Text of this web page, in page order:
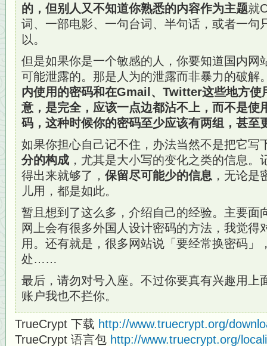
的，但别人又不知道你熟悉的内容作为主题就
词、一部电影、一句台词、半句话，或者一句
以。
但是如果你是一个敏感的人，你要知道国内网
可能泄露的。那是人为的泄露而非暴力的破解
内使用的密码和在Gmail、Twitter这些地方使
意，是完全，应该一点边都沾不上，而不是使
码，这种时候你的密码至少应该有两组，甚至
如果你担心自己记不住，办法当然不是把它写
分的构成 ，尤其是大小写的变化之类的信息
得出来就够了， 保留尽可能少的信息 ，无论是
儿用，都是如此。
暂且想到了这么多，介绍自己的经验。主要面
网上会有很多外国人设计密码的方法，我觉得
用。还有就是，很多网站说「要经常换密码」
处……
最后，请勿对号入座。不过你要真有兴趣用上
账户我也不拦你。
TrueCrypt 下载 http://www.truecrypt.org/
TrueCrypt 语言包 http://www.truecrypt.org/